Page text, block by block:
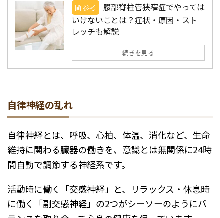
参考
腰部脊柱管狭窄症でやっては
いけないことは？症状・原因・スト
レッチも解説
続きを見る
自律神経の乱れ
自律神経とは、呼吸、心拍、体温、消化など、生命
維持に関わる臓器の働きを、意識とは無関係に24時
間自動で調節する神経系です。
活動時に働く「交感神経」と、リラックス・休息時
に働く「副交感神経」の2つがシーソーのようにバ